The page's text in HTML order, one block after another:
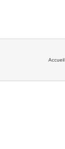
Accueil